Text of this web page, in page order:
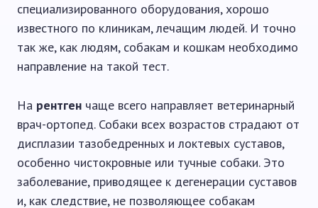
специализированного оборудования, хорошо
известного по клиникам, лечащим людей. И точно
так же, как людям, собакам и кошкам необходимо
направление на такой тест.
На рентген чаще всего направляет ветеринарный
врач-ортопед. Собаки всех возрастов страдают от
дисплазии тазобедренных и локтевых суставов,
особенно чистокровные или тучные собаки. Это
заболевание, приводящее к дегенерации суставов
и, как следствие, не позволяющее собакам